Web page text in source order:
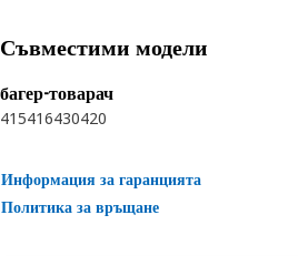
Съвместими модели
багер-товарач
415416430420
Информация за гаранцията
Политика за връщане